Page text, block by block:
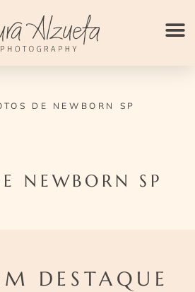
DE NEWBORN SP
NEWBORN SP
DESTAQUE